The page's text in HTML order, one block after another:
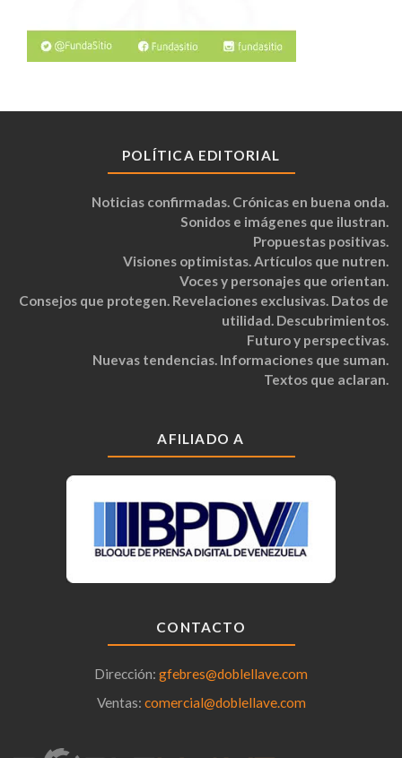
POLÍTICA EDITORIAL
Noticias confirmadas. Crónicas en buena onda.
Sonidos e imágenes que ilustran.
Propuestas positivas.
Visiones optimistas. Artículos que nutren.
Voces y personajes que orientan.
Consejos que protegen. Revelaciones exclusivas. Datos de
utilidad. Descubrimientos.
Futuro y perspectivas.
Nuevas tendencias. Informaciones que suman.
Textos que aclaran.
AFILIADO A
CONTACTO
Dirección: gfebres@doblellave.com
Ventas: comercial@doblellave.com